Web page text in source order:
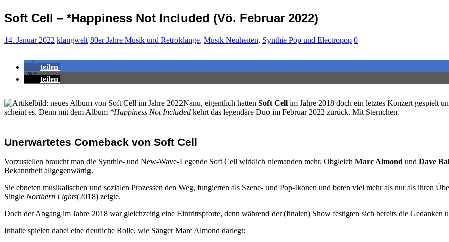
Soft Cell – *Happiness Not Included (Vö. Februar 2022)
14. Januar 2022 klangwelt 80er Jahre Musik und Retroklänge, Musik Neuheiten, Synthie Pop und Electropop 0
teilen
teilen
Nanu, eigentlich hatten Soft Cell im Jahre 2018 doch ein letztes Konzert gespielt
scheint es. Denn mit dem Album *Happiness Not Included kehrt das legendäre Duo im Februar 2022 zurück. Mit Sternchen.
Unerwartetes Comeback von Soft Cell
Vorzustellen braucht man die Synthie- und New-Wave-Legende Soft Cell wirklich niemanden mehr. Obgleich Marc Almond und Dave
Bekanntheit allgegenwärtig.
Sie ebneten musikalischen und sozialen Prozessen den Weg, fungierten als Szene- und Pop-Ikonen und boten viel mehr als nur als ihren
Single Northern Lights(2018) zeigte.
Doch der Abgang im Jahre 2018 war gleichzeitig eine Eintrittspforte, denn während der (finalen) Show festigten sich bereits die
Inhalte spielen dabei eine deutliche Rolle, wie Sänger Marc Almond darlegt: